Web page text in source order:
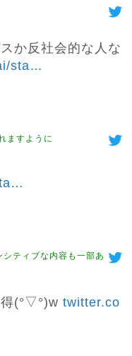
か反社会的な人な
sta…
ますように
…
ティブな内容も一部あ
(°▽°)w twitter.co